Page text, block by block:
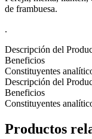
de frambuesa.
.
Descripción del
Beneficios
Constituyentes
Descripción del
Beneficios
Constituyentes
Productos